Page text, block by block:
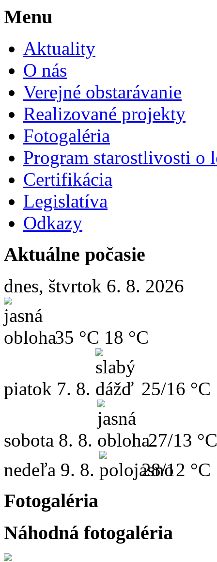
Menu
Aktuality
O nás
Verejné obstarávanie
Realizované projekty
Fotogaléria
Program starostlivosti o
Certifikácia
Legislatíva
Odkazy
Aktuálne počasie
dnes, štvrtok 6. 8. 2026
35 °C 18 °C
piatok 7. 8. 25/16 °C
sobota 8. 8.
27/13 °C
nedeľa 9. 8. 28/12 °C
Fotogaléria
Náhodná fotogaléria